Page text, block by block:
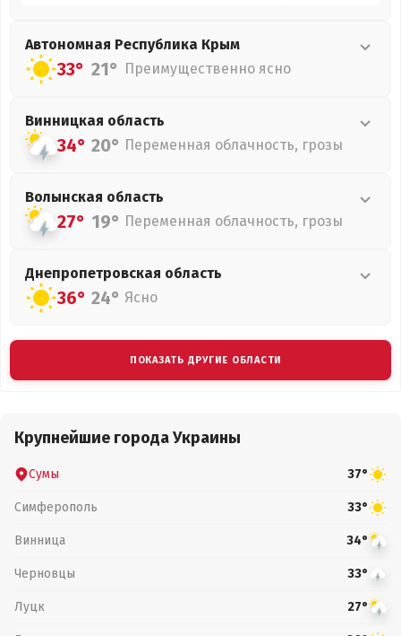
Автономная Республика Крым
33° 21° Преимущественно ясно
Винницкая область
34° 20° Переменная облачность, грозы
Волынская область
27° 19° Переменная облачность, грозы
Днепропетровская область
36° 24° Ясно
ПОКАЗАТЬ ДРУГИЕ ОБЛАСТИ
Крупнейшие города Украины
Сумы 37°
Симферополь 33°
Винница 34°
Черновцы 33°
Луцк 27°